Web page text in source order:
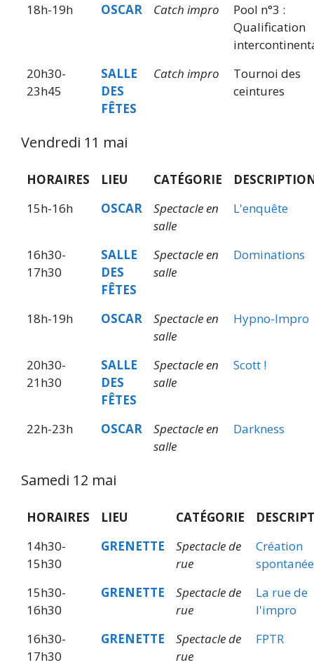
18h-19h
OSCAR Catch impro
Pool n°3 :
Qualification
20h30-
23h45
SALLE
DES
FÊTES
Catch impro
Tournoi des
ceintures
Vendredi 11 mai
HORAIRES LIEU CATÉGORIE
15h-16h
OSCAR
Spectacle en
salle
L'enquête
16h30-
17h30
SALLE
DES
FÊTES
Spectacle en
salle
Dominations
18h-19h OSCAR
Spectacle en
salle
Hypno-Impro
20h30-
21h30
SALLE
DES
FÊTES
Spectacle en
salle
Scott !
22h-23h OSCAR
Spectacle en
salle
Darkness
Samedi 12 mai
HORAIRES LIEU CATÉGORIE
14h30-
15h30
GRENETTE
Spectacle de
rue
Création
spontanée
15h30-
16h30
GRENETTE
Spectacle de
rue
La rue de
l'impro
16h30-
17h30
GRENETTE
Spectacle de
rue
FPTR